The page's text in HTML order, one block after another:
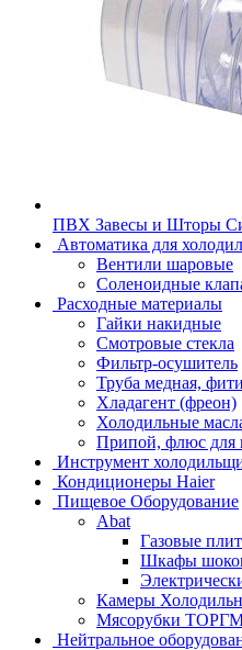
ПВХ Завесы и Шторы
Автоматика для
Вентили шаровые
Соленоидные
Расходные материалы
Гайки накидные
Смотровые стекла
Фильтр-осушитель
Труба медная,
Хладагент (фреон)
Холодильные
Припой, флюс для
Инструмент
Кондиционеры Haier
Пищевое Оборудование
Abat
Газовые
Шкафы
Камеры
Мясорубки
Нейтральное